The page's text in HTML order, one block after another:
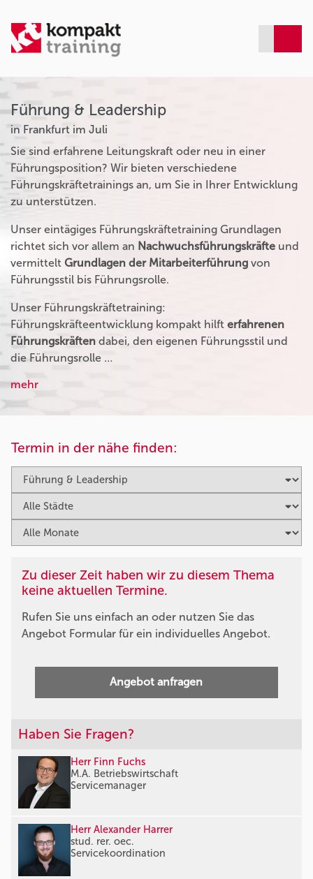
Führung & Leadership
in Frankfurt im Juli
Sie sind erfahrene Leitungskraft oder neu in einer
Führungsposition? Wir bieten verschiedene
Führungskräftetrainings an, um Sie in Ihrer Entwicklung
zu unterstützen.
Unser eintägiges Führungskräftetraining Grundlagen
richtet sich vor allem an Nachwuchsführungskräfte und
vermittelt Grundlagen der Mitarbeiterführung von
Führungsstil bis Führungsrolle.
Unser Führungskräftetraining:
Führungskräfteentwicklung kompakt hilft erfahrenen
Führungskräften dabei, den eigenen Führungsstil und
die Führungsrolle …
mehr
Termin in der nähe finden:
Zu dieser Zeit haben wir zu diesem Thema
keine aktuellen Termine.
Rufen Sie uns einfach an oder nutzen Sie das
Angebot Formular für ein individuelles Angebot.
Angebot anfragen
Haben Sie Fragen?
Herr Finn Fuchs
M.A. Betriebswirtschaft
Servicemanager
Herr Alexander Harrer
stud. rer. oec.
Servicekoordination